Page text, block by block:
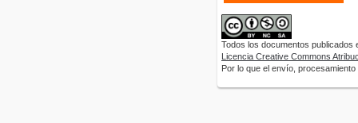
Todos los documentos publicados
Licencia Creative Commons
Por lo que el envío,